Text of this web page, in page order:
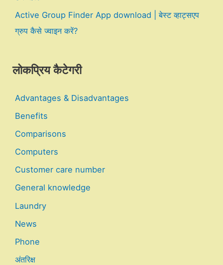
Active Group Finder App download | बेस्ट व्हाट्सएप
ग्रुप कैसे ज्वाइन करें?
लोकप्रिय कैटेगरी
Advantages & Disadvantages
Benefits
Comparisons
Computers
Customer care number
General knowledge
Laundry
News
Phone
अंतरिक्ष